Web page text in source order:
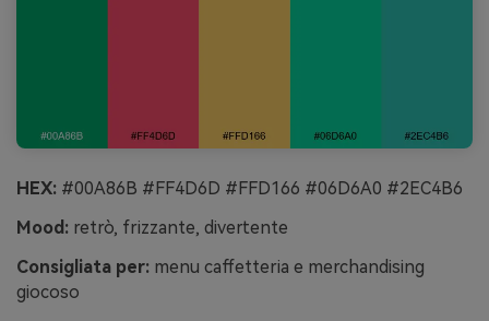
HEX: #00A86B #FF4D6D #FFD166 #06D6A0 #2EC4B6
Mood: retrò, frizzante, divertente
Consigliata per: menu caffetteria e merchandising
giocoso